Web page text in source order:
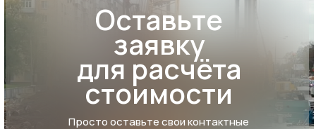
Оставьте
заявку
для расчёта
стоимости
Просто оставьте свои контактные